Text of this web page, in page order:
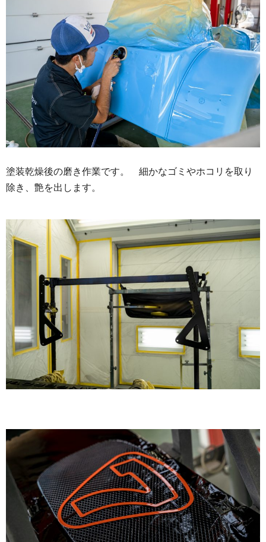
塗装乾燥後の磨き作業です。 細かなゴミやホコリを取り
除き、艶を出します。